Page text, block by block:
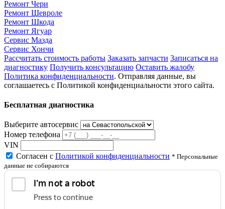
Ремонт Чери
Ремонт Шевроле
Ремонт Шкода
Ремонт Ягуар
Сервис Мазда
Сервис Хончи
Рассчитать стоимость работы Заказать запчасти Записаться на
диагностику Получить консультацию Оставить жалобу
Политика конфиденциальности. Отправляя данные, вы
соглашаетесь с Политикой конфиденциальности этого сайта.
Бесплатная диагностика
Выберите автосервис
Номер телефона
VIN
Согласен с Политикой конфиденциальности * Персональные
данные не собираются